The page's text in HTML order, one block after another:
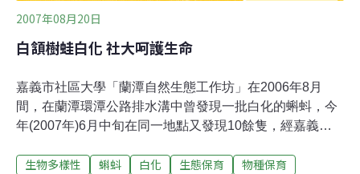
2007年08月20日
白頷樹蛙白化 社大呵護生命
嘉義市社區大學「蘭潭自然生態工作坊」在2006年8月
間，在蘭潭環潭公路排水溝中曾發現一批白化的蝌蚪，今
年(2007年)6月中旬在同一地點又發現10餘隻，經嘉義大
完整紀錄蘭潭自然生態的變化。社大表示，工作坊成員近
生物多樣性 蝌蚪 白化 生態保育 物種保育